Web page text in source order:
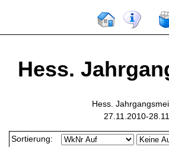
Hess.
Hess.
27.11.2010-
Sortierung: